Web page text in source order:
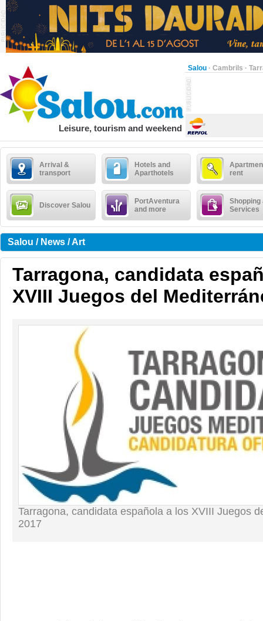
Salou · Cambrils ·
Leisure, tourism and weekend
Arrival &
transport
Hotels and
Aparthotels
rent
Discover Salou
PortAventura
and more
Shopping
Services
Salou / News / Art
Tarragona, candidata
XVIII Juegos del
Tarragona, candidata española a los XVIII Juegos
2017